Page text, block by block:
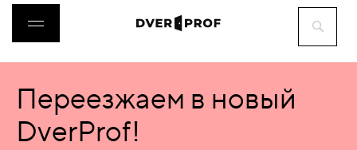
ДВЕРИ
ФУРНИТУРА
Переезжаем в новый
DverProf!